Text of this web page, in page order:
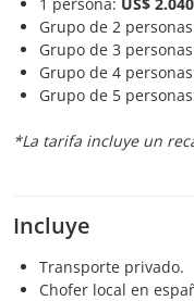
Grupo de 2
Grupo de 3
Grupo de 4
Grupo de 5
*La tarifa incluye un
Incluye
Transporte privado.
Chofer local en